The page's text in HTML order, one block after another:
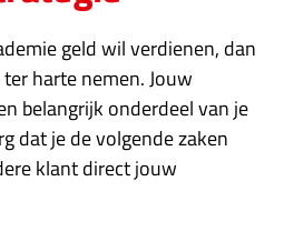
geld wil verdienen, dan
harte nemen. Jouw
belangrijk onderdeel van je
dat je de volgende zaken
klant direct jouw